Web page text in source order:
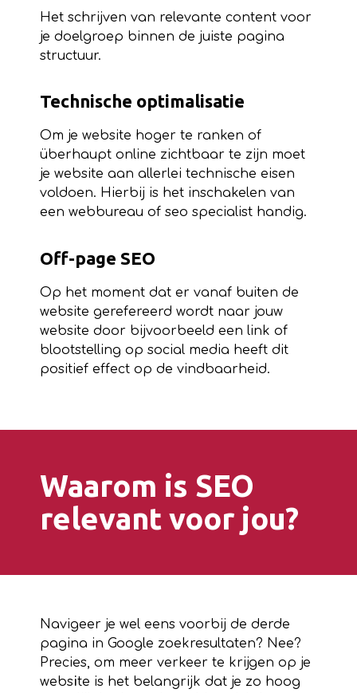
Het schrijven van relevante content voor
je doelgroep binnen de juiste pagina
structuur.
Technische optimalisatie
Om je website hoger te ranken of
überhaupt online zichtbaar te zijn moet
je website aan allerlei technische eisen
voldoen. Hierbij is het inschakelen van
een webbureau of seo specialist handig.
Off-page SEO
Op het moment dat er vanaf buiten de
website gerefereerd wordt naar jouw
website door bijvoorbeeld een link of
blootstelling op social media heeft dit
positief effect op de vindbaarheid.
Waarom is SEO
relevant voor jou?
Navigeer je wel eens voorbij de derde
pagina in Google zoekresultaten? Nee?
Precies, om meer verkeer te krijgen op je
website is het belangrijk dat je zo hoog